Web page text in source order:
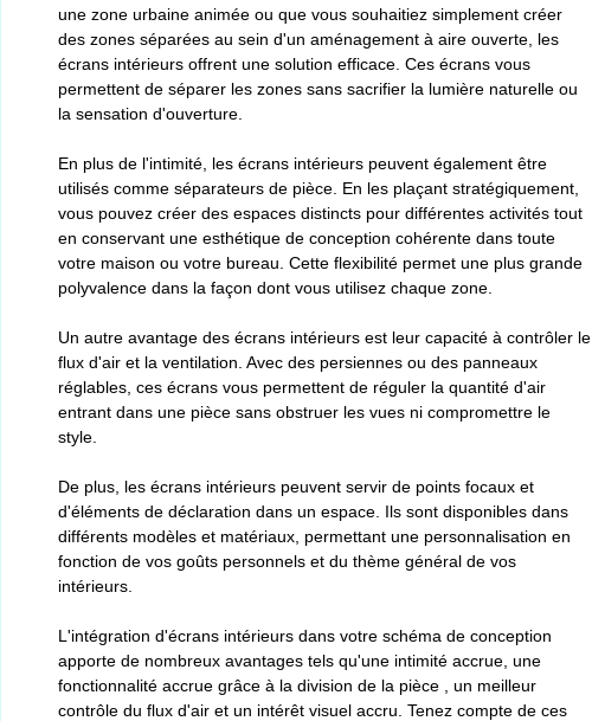
une zone urbaine animée ou que vous souhaitiez simplement créer
des zones séparées au sein d'un aménagement à aire ouverte, les
écrans intérieurs offrent une solution efficace. Ces écrans vous
permettent de séparer les zones sans sacrifier la lumière naturelle ou
la sensation d'ouverture.
En plus de l'intimité, les écrans intérieurs peuvent également être
utilisés comme séparateurs de pièce. En les plaçant stratégiquement,
vous pouvez créer des espaces distincts pour différentes activités tout
en conservant une esthétique de conception cohérente dans toute
votre maison ou votre bureau. Cette flexibilité permet une plus grande
polyvalence dans la façon dont vous utilisez chaque zone.
Un autre avantage des écrans intérieurs est leur capacité à contrôler le
flux d'air et la ventilation. Avec des persiennes ou des panneaux
réglables, ces écrans vous permettent de réguler la quantité d'air
entrant dans une pièce sans obstruer les vues ni compromettre le
style.
De plus, les écrans intérieurs peuvent servir de points focaux et
d'éléments de déclaration dans un espace. Ils sont disponibles dans
différents modèles et matériaux, permettant une personnalisation en
fonction de vos goûts personnels et du thème général de vos
intérieurs.
L'intégration d'écrans intérieurs dans votre schéma de conception
apporte de nombreux avantages tels qu'une intimité accrue, une
fonctionnalité accrue grâce à la division de la pièce , un meilleur
contrôle du flux d'air et un intérêt visuel accru. Tenez compte de ces